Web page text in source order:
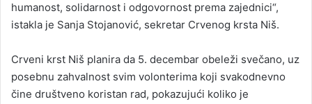
humanost, solidarnost i odgovornost prema zajednici“,
istakla je Sanja Stojanović, sekretar Crvenog krsta Niš.
Crveni krst Niš planira da 5. decembar obeleži svečano, uz
posebnu zahvalnost svim volonterima koji svakodnevno
čine društveno koristan rad, pokazujući koliko je